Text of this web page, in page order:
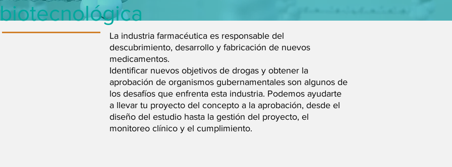
biotecnológica
La industria farmacéutica es responsable del
descubrimiento, desarrollo y fabricación de nuevos
medicamentos.
Identificar nuevos objetivos de drogas y obtener la
aprobación de organismos gubernamentales son algunos de
los desafíos que enfrenta esta industria. Podemos ayudarte
a llevar tu proyecto del concepto a la aprobación, desde el
diseño del estudio hasta la gestión del proyecto, el
monitoreo clínico y el cumplimiento.